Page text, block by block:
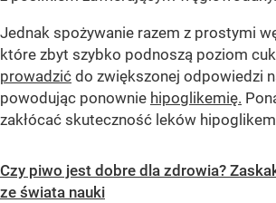
Jednak spożywanie razem z prostymi
które zbyt szybko podnoszą poziom
prowadzić do zwiększonej odpowiedzi
powodując ponownie hipoglikemię.
zakłócać skuteczność leków
Czy piwo jest dobre dla zdrowia?
ze świata nauki